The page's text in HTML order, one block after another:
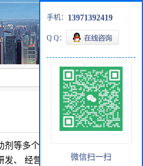
更多>
等多个领域。经过
发、 经营、销售为一
手机： 13971392419
Q Q：
微信扫一扫